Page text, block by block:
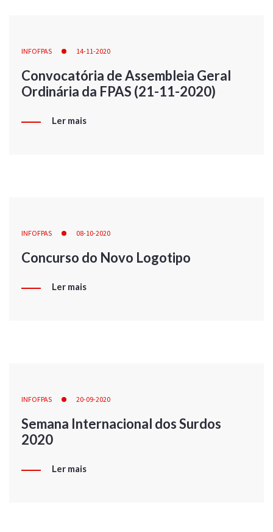
INFOFPAS 14-11-2020
Convocatória de Assembleia Geral
Ordinária da FPAS (21-11-2020)
Ler mais
INFOFPAS 08-10-2020
Concurso do Novo Logotipo
Ler mais
INFOFPAS 20-09-2020
Semana Internacional dos Surdos
2020
Ler mais